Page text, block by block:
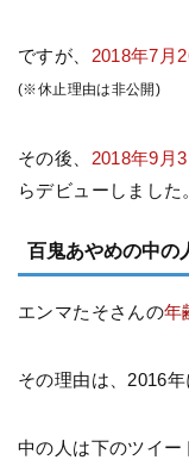
ですが、 2018年7月
(※休止理由は非公開)
その後、 2018年9月
らデビューしました
百鬼あやめの中の
エンマたそさんの年
その理由は、2016
中の人は下のツイー